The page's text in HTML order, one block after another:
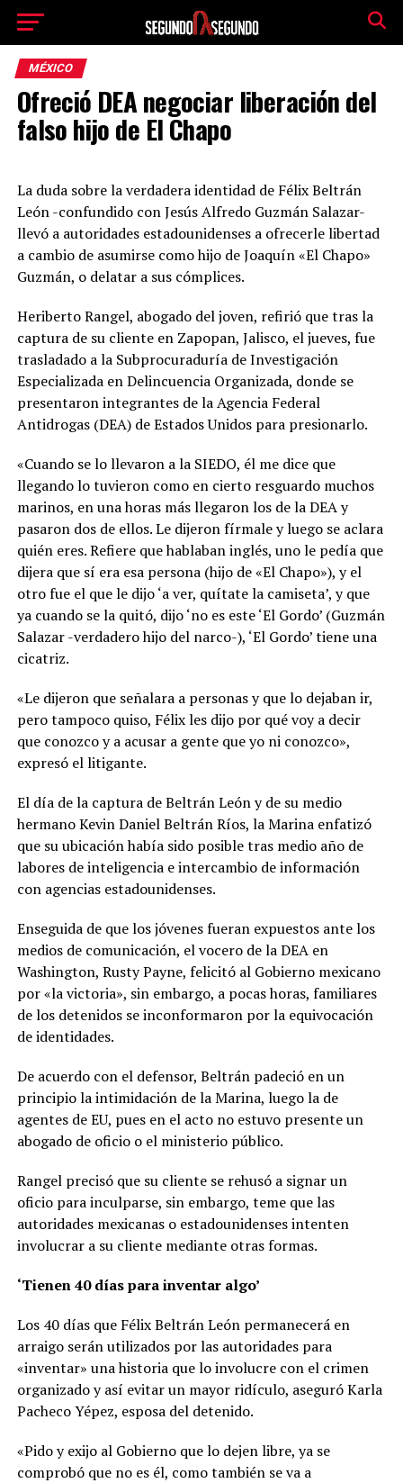
MÉXICO
Ofreció DEA negociar liberación del
falso hijo de El Chapo
La duda sobre la verdadera identidad de Félix Beltrán
León -confundido con Jesús Alfredo Guzmán Salazar-
llevó a autoridades estadounidenses a ofrecerle libertad
a cambio de asumirse como hijo de Joaquín «El Chapo»
Guzmán, o delatar a sus cómplices.
Heriberto Rangel, abogado del joven, refirió que tras la
captura de su cliente en Zapopan, Jalisco, el jueves, fue
trasladado a la Subprocuraduría de Investigación
Especializada en Delincuencia Organizada, donde se
presentaron integrantes de la Agencia Federal
Antidrogas (DEA) de Estados Unidos para presionarlo.
«Cuando se lo llevaron a la SIEDO, él me dice que
llegando lo tuvieron como en cierto resguardo muchos
marinos, en una horas más llegaron los de la DEA y
pasaron dos de ellos. Le dijeron fírmale y luego se aclara
quién eres. Refiere que hablaban inglés, uno le pedía que
dijera que sí era esa persona (hijo de «El Chapo»), y el
otro fue el que le dijo ‘a ver, quítate la camiseta’, y que
ya cuando se la quitó, dijo ‘no es este ‘El Gordo’ (Guzmán
Salazar -verdadero hijo del narco-), ‘El Gordo’ tiene una
cicatriz.
«Le dijeron que señalara a personas y que lo dejaban ir,
pero tampoco quiso, Félix les dijo por qué voy a decir
que conozco y a acusar a gente que yo ni conozco»,
expresó el litigante.
El día de la captura de Beltrán León y de su medio
hermano Kevin Daniel Beltrán Ríos, la Marina enfatizó
que su ubicación había sido posible tras medio año de
labores de inteligencia e intercambio de información
con agencias estadounidenses.
Enseguida de que los jóvenes fueran expuestos ante los
medios de comunicación, el vocero de la DEA en
Washington, Rusty Payne, felicitó al Gobierno mexicano
por «la victoria», sin embargo, a pocas horas, familiares
de los detenidos se inconformaron por la equivocación
de identidades.
De acuerdo con el defensor, Beltrán padeció en un
principio la intimidación de la Marina, luego la de
agentes de EU, pues en el acto no estuvo presente un
abogado de oficio o el ministerio público.
Rangel precisó que su cliente se rehusó a signar un
oficio para inculparse, sin embargo, teme que las
autoridades mexicanas o estadounidenses intenten
involucrar a su cliente mediante otras formas.
‘Tienen 40 días para inventar algo’
Los 40 días que Félix Beltrán León permanecerá en
arraigo serán utilizados por las autoridades para
«inventar» una historia que lo involucre con el crimen
organizado y así evitar un mayor ridículo, aseguró Karla
Pacheco Yépez, esposa del detenido.
«Pido y exijo al Gobierno que lo dejen libre, ya se
comprobó que no es él, como también se va a